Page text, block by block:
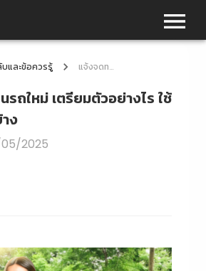
และข้อควรรู้ แจ้งจดทะเบียนรถใหม่ เตรียมตัวอย่างไร ใช้เอกสารอะไรบ้าง
รถใหม่ เตรียมตัวอย่างไร ใช้
ง
2025